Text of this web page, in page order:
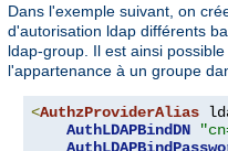
Dans l'exemple suivant, on
d'autorisation ldap différents
ldap-group. Il est ainsi
l'appartenance à un groupe
<AuthzProviderAlias
AuthLDAPBindDN